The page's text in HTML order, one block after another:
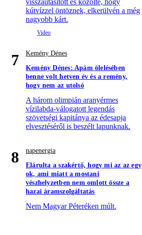
visszautasított és közölte, hogy
kútvízzel öntöznek, elkerülvén a még
nagyobb kárt.
7
Kemény Dénes
Kemény Dénes: Apám ölelésében
benne volt hetven év és a remény,
hogy nem az utolsó
A három olimpián aranyérmes
vízilabda-válogatott legendás
szövetségi kapitánya az édesapja
elvesztéséről is beszélt lapunknak.
8
napenergia
Elárulta a szakértő, hogy mi az az egy
ok, ami miatt a mostani
vészhelyzetben nem omlott össze a
hazai áramszolgáltatás
Nem Magyar Péteréken múlt.